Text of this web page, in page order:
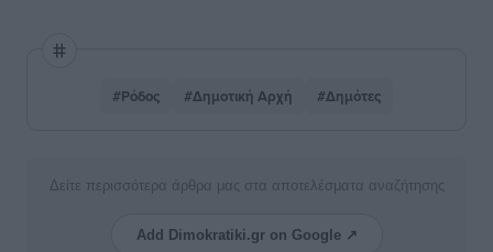
#Ρόδος #Δημοτική Αρχή #Δημότες
Δείτε περισσότερα άρθρα μας στα αποτελέσματα αναζήτησης
Add Dimokratiki.gr on Google ↗